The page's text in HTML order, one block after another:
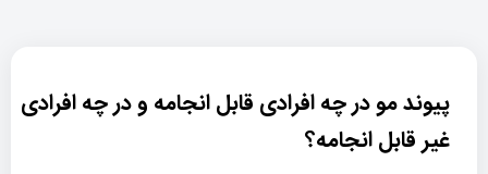
پیوند مو در چه افرادی قابل انجامه و در چه افرادی
غیر قابل انجامه؟